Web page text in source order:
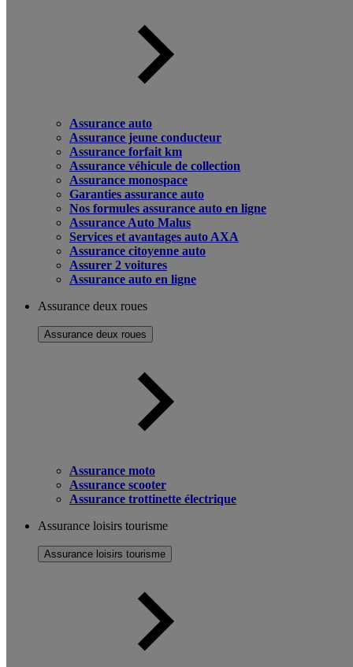
Assurance auto
Assurance jeune conducteur
Assurance forfait km
Assurance véhicule de collection
Assurance monospace
Garanties assurance auto
Nos formules assurance auto en ligne
Assurance Auto Malus
Services et avantages auto AXA
Assurance citoyenne auto
Assurer 2 voitures
Assurance auto en ligne
Assurance deux roues
Assurance deux roues
Assurance moto
Assurance scooter
Assurance trottinette électrique
Assurance loisirs tourisme
Assurance loisirs tourisme